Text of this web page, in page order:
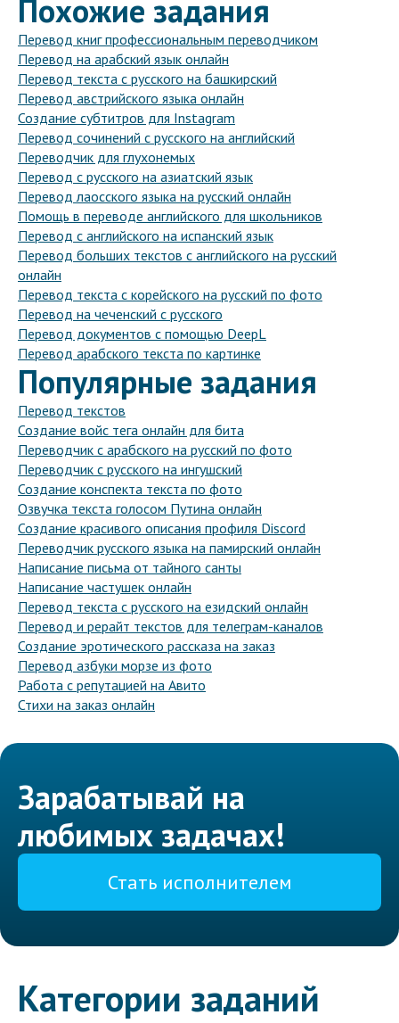
Похожие задания
Перевод книг профессиональным переводчиком
Перевод на арабский язык онлайн
Перевод текста с русского на башкирский
Перевод австрийского языка онлайн
Создание субтитров для Instagram
Перевод сочинений с русского на английский
Переводчик для глухонемых
Перевод с русского на азиатский язык
Перевод лаосского языка на русский онлайн
Помощь в переводе английского для школьников
Перевод с английского на испанский язык
Перевод больших текстов с английского на русский
онлайн
Перевод текста с корейского на русский по фото
Перевод на чеченский с русского
Перевод документов с помощью DeepL
Перевод арабского текста по картинке
Популярные задания
Перевод текстов
Создание войс тега онлайн для бита
Переводчик с арабского на русский по фото
Переводчик с русского на ингушский
Создание конспекта текста по фото
Озвучка текста голосом Путина онлайн
Создание красивого описания профиля Discord
Переводчик русского языка на памирский онлайн
Написание письма от тайного санты
Написание частушек онлайн
Перевод текста с русского на езидский онлайн
Перевод и рерайт текстов для телеграм-каналов
Создание эротического рассказа на заказ
Перевод азбуки морзе из фото
Работа с репутацией на Авито
Стихи на заказ онлайн
Зарабатывай на
любимых задачах!
Стать исполнителем
Категории заданий